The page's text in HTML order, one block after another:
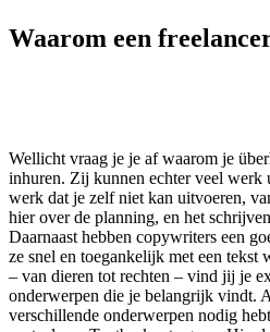
Waarom een
Wellicht vraag je je af waarom je
inhuren. Zij kunnen echter veel werk
werk dat je zelf niet kan uitvoeren,
hier over de planning, en het
Daarnaast hebben copywriters een
ze snel en toegankelijk met een tekst
– van dieren tot rechten – vind jij je
onderwerpen die je belangrijk vindt.
verschillende onderwerpen nodig